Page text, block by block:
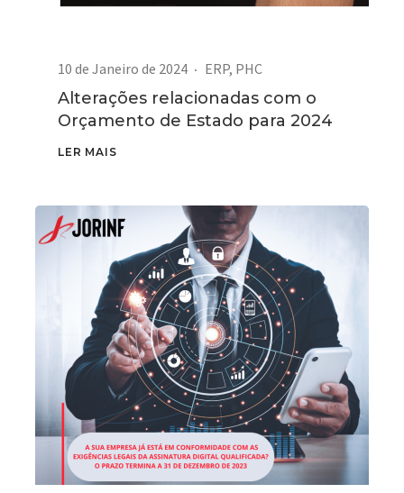
10 de Janeiro de 2024 ERP, PHC
Alterações relacionadas com o
Orçamento de Estado para 2024
LER MAIS